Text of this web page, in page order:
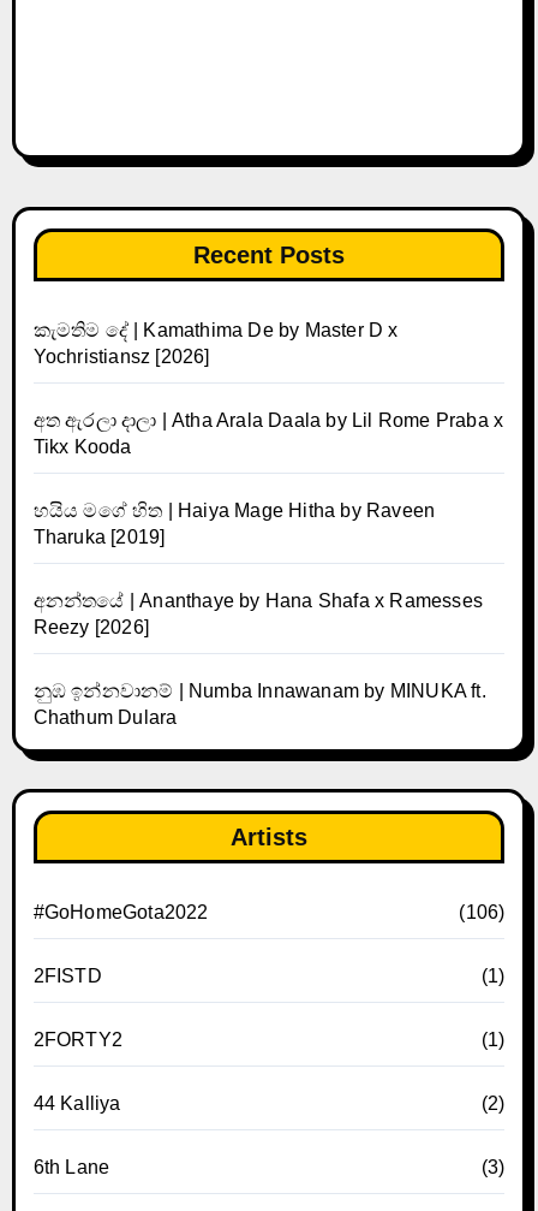
Recent Posts
කැමතිම දේ | Kamathima De by Master D x
Yochristiansz [2026]
අත ඇරලා දාලා | Atha Arala Daala by Lil Rome Praba x
Tikx Kooda
හයිය මගේ හිත | Haiya Mage Hitha by Raveen
Tharuka [2019]
අනන්තයේ | Ananthaye by Hana Shafa x Ramesses
Reezy [2026]
නුඹ ඉන්නවානම් | Numba Innawanam by MINUKA ft.
Chathum Dulara
Artists
#GoHomeGota2022 (106)
2FISTD (1)
2FORTY2 (1)
44 Kalliya (2)
6th Lane (3)